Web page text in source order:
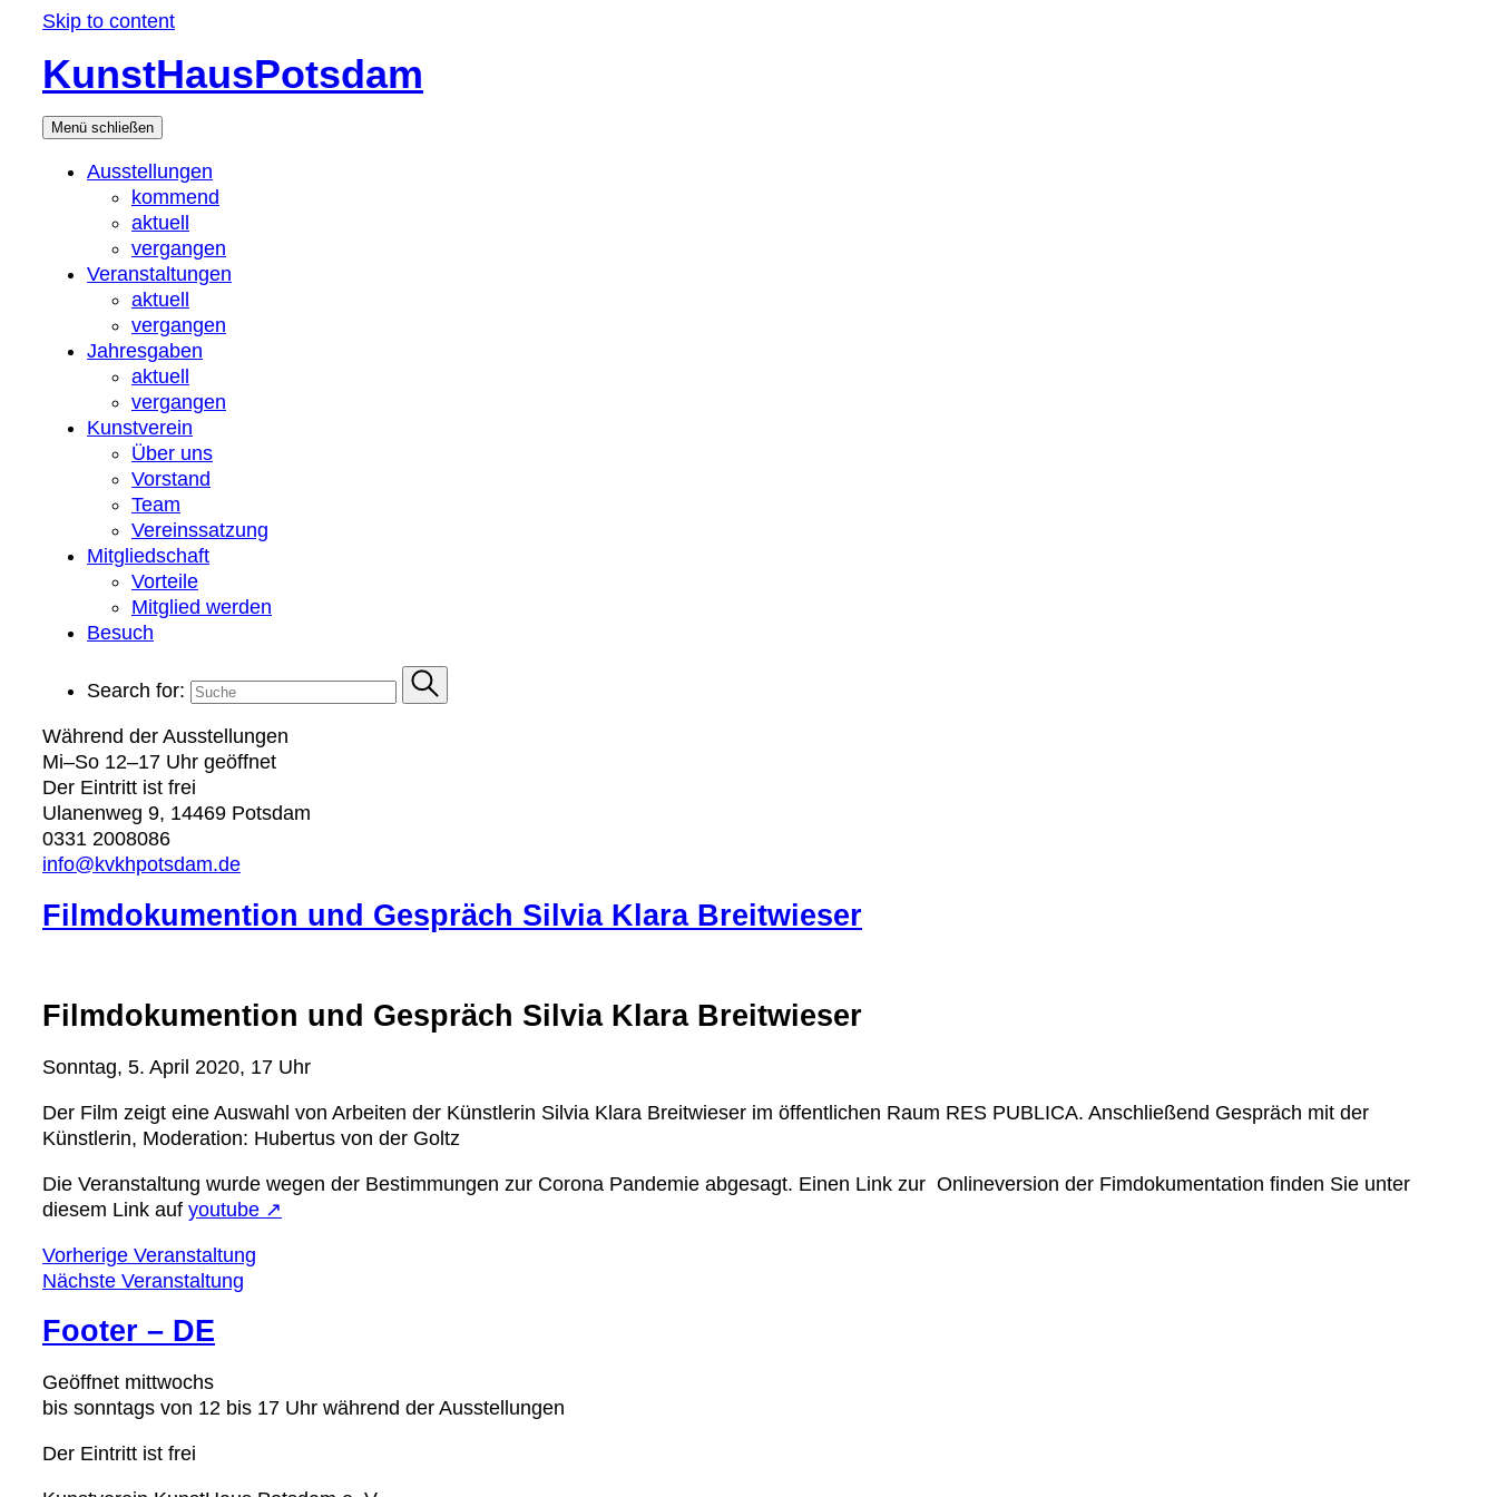
Skip to content
KunstHausPotsdam
Menü schließen
Ausstellungen
kommend
aktuell
vergangen
Veranstaltungen
aktuell
vergangen
Jahresgaben
aktuell
vergangen
Kunstverein
Über uns
Vorstand
Team
Vereinssatzung
Mitgliedschaft
Vorteile
Mitglied werden
Besuch
Search for:
Während der Ausstellungen
Mi–So 12–17 Uhr geöffnet
Der Eintritt ist frei
Ulanenweg 9, 14469 Potsdam
0331 2008086
info@kvkhpotsdam.de
Filmdokumention und Gespräch Silvia Klara Breitwieser
Filmdokumention und Gespräch Silvia Klara Breitwieser
Sonntag, 5. April 2020, 17 Uhr
Der Film zeigt eine Auswahl von Arbeiten der Künstlerin Silvia Klara Breitwieser im öffentlichen Raum RES PUBLICA. Anschließend Gespräch mit der
Künstlerin, Moderation: Hubertus von der Goltz
Die Veranstaltung wurde wegen der Bestimmungen zur Corona Pandemie abgesagt. Einen Link zur Onlineversion der Fimdokumentation finden Sie unter
diesem Link auf youtube ↗
Vorherige Veranstaltung
Nächste Veranstaltung
Footer – DE
Geöffnet mittwochs
bis sonntags von 12 bis 17 Uhr während der Ausstellungen
Der Eintritt ist frei